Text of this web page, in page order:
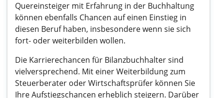
Quereinsteiger mit Erfahrung in der Buchhaltung
können ebenfalls Chancen auf einen Einstieg in
diesen Beruf haben, insbesondere wenn sie sich
fort- oder weiterbilden wollen.
Die Karrierechancen für Bilanzbuchhalter sind
vielversprechend. Mit einer Weiterbildung zum
Steuerberater oder Wirtschaftsprüfer können Sie
Ihre Aufstiegschancen erheblich steigern. Darüber